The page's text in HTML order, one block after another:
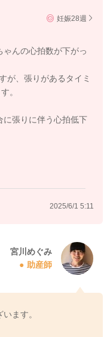
妊娠28週
んの心拍数が下がっ
が、張りがあるタイミ
。
張りに伴う心拍低下
2025/6/1 5:11
宮川めぐみ
助産師
ます。